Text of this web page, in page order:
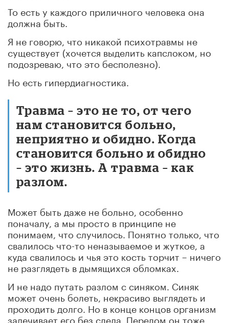
То есть у каждого приличного человека она
должна быть.
Я не говорю, что никакой психотравмы не
существует (хочется выделить капслоком, но
подозреваю, что это бесполезно).
Но есть гипердиагностика.
Травма – это не то, от чего
нам становится больно,
неприятно и обидно. Когда
становится больно и обидно
– это жизнь. А травма – как
разлом.
Может быть даже не больно, особенно
поначалу, а мы просто в принципе не
понимаем, что случилось. Понятно только, что
свалилось что-то неназываемое и жуткое, а
куда свалилось и чья это кость торчит – ничего
не разглядеть в дымящихся обломках.
И не надо путать разлом с синяком. Синяк
может очень болеть, некрасиво выглядеть и
проходить долго. Но в конце концов организм
залечивает его без следа. Перелом он тоже